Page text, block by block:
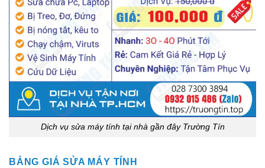
Dịch vụ sửa máy tính tại nhà gần đây Trường Tín
BẢNG GIÁ SỬA MÁY TÍNH